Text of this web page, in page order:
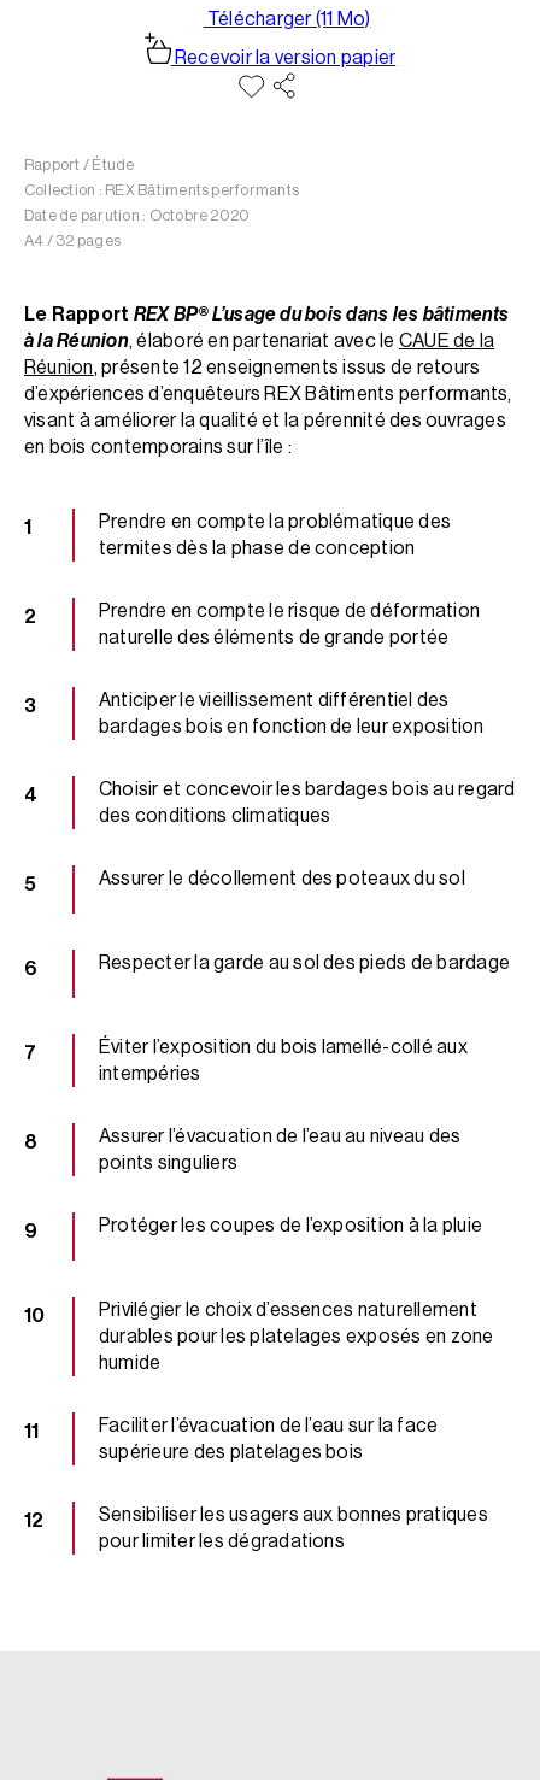
Télécharger (11 Mo)
Recevoir la version papier
Rapport / Étude
Collection : REX Bâtiments performants
Date de parution : Octobre 2020
A4 / 32 pages
Le Rapport REX BP® L’usage du bois dans les bâtiments
à la Réunion, élaboré en partenariat avec le CAUE de la
Réunion, présente 12 enseignements issus de retours
d’expériences d’enquêteurs REX Bâtiments performants,
visant à améliorer la qualité et la pérennité des ouvrages
en bois contemporains sur l’île :
Prendre en compte la problématique des
termites dès la phase de conception
Prendre en compte le risque de déformation
naturelle des éléments de grande portée
Anticiper le vieillissement différentiel des
bardages bois en fonction de leur exposition
Choisir et concevoir les bardages bois au regard
des conditions climatiques
Assurer le décollement des poteaux du sol
Respecter la garde au sol des pieds de bardage
Éviter l’exposition du bois lamellé-collé aux
intempéries
Assurer l’évacuation de l’eau au niveau des
points singuliers
Protéger les coupes de l’exposition à la pluie
Privilégier le choix d’essences naturellement
durables pour les platelages exposés en zone
humide
Faciliter l’évacuation de l’eau sur la face
supérieure des platelages bois
Sensibiliser les usagers aux bonnes pratiques
pour limiter les dégradations